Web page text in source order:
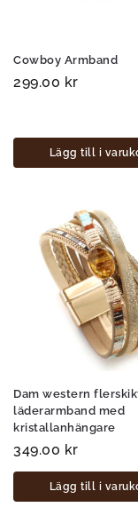
Cowboy Armband
299.00 kr
Lägg till i
Dam western
läderarmband med
kristallanhängare
349.00 kr
Lägg till i